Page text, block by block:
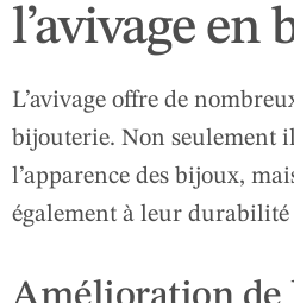
l’avivage en
L’avivage offre de
bijouterie. Non seulement
l’apparence des bijoux,
également à leur